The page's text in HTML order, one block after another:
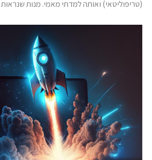
(טריפוליטאי) ואותה למדתי מאמי. מנות